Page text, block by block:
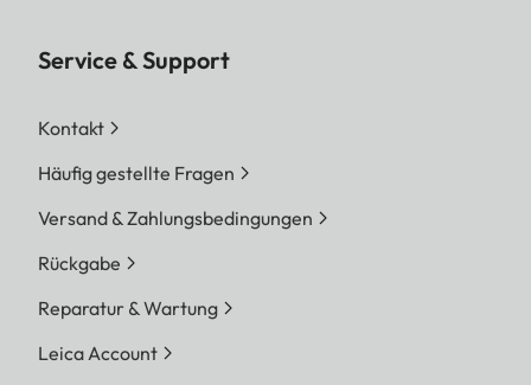
Service & Support
Kontakt
Häufig gestellte Fragen
Versand & Zahlungsbedingungen
Rückgabe
Reparatur & Wartung
Leica Account